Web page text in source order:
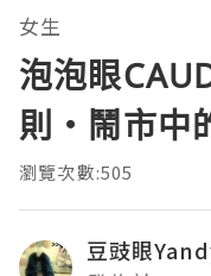
女生
泡泡眼
則‧鬧市中
瀏覽次數:505
豆豉眼